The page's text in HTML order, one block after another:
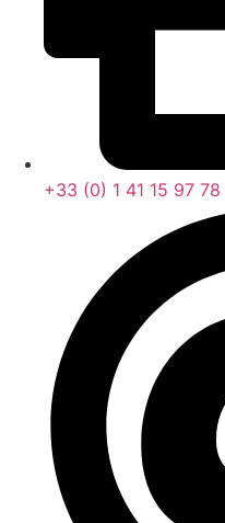
+33 (0) 1 41 15 97 78